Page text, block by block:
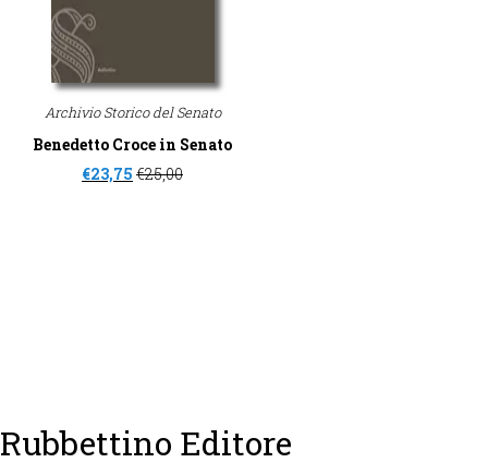
Archivio Storico del Senato
Benedetto Croce in Senato
€23,75 €25,00
Rubbettino Editore